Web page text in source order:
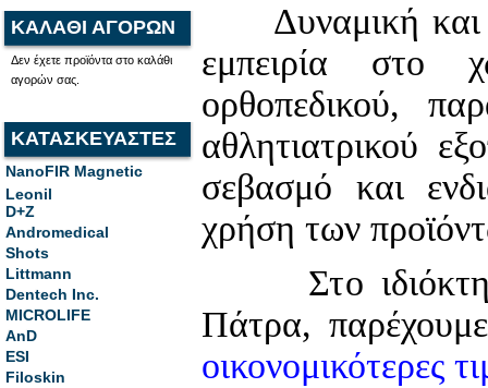
ΚΑΛΑΘΙ ΑΓΟΡΩΝ
Δεν έχετε προϊόντα στο καλάθι
αγορών σας.
ΚΑΤΑΣΚΕΥΑΣΤΕΣ
NanoFIR Magnetic
Leonil
D+Z
Andromedical
Shots
Littmann
Dentech Inc.
MICROLIFE
AnD
ESI
Filoskin
Δυναμική και
εμπειρία στο
ορθοπεδικού,
αθλητιατρικού
σεβασμό και
χρήση των
Στο
Πάτρα,
οικονομικότερες